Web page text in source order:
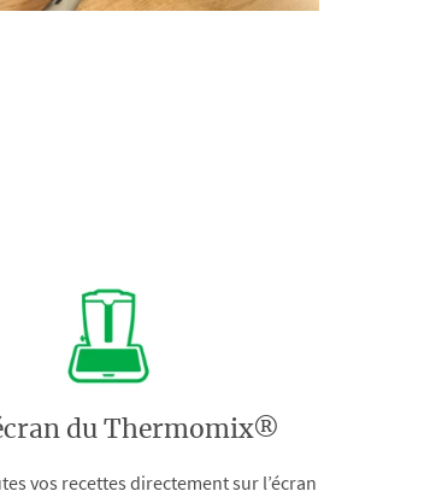
du Thermomix®
vos recettes directement sur l’écran